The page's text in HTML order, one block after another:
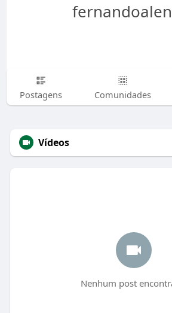
Postagens Comunidades
Vídeos
Nenhum post